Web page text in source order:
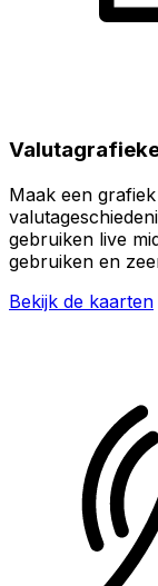
Maak een
gebruiken live
gebruiken en
Bekijk de kaarten